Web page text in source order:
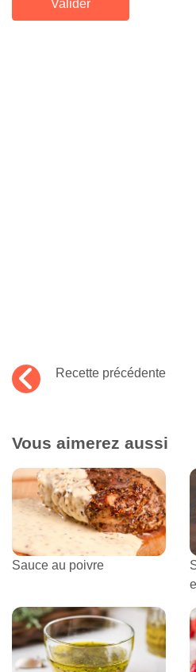
Recette précédente
Vous aimerez aussi
Sauce au poivre